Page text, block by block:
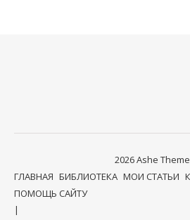
2026 Ashe
ГЛАВНАЯ БИБЛИОТЕКА МОИ СТАТЬИ
ПОМОЩЬ САЙТУ